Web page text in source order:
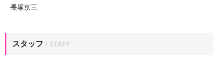
長塚京三
スタッフ / STAFF